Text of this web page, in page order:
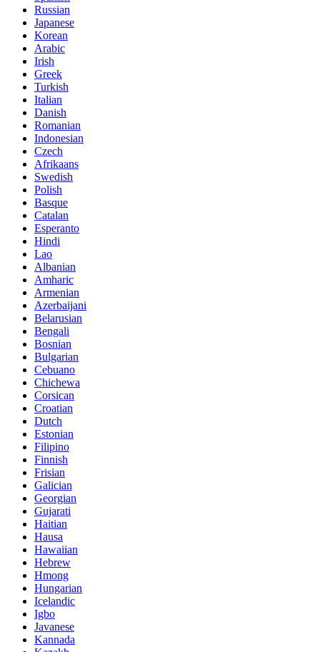
Russian
Japanese
Korean
Arabic
Irish
Greek
Turkish
Italian
Danish
Romanian
Indonesian
Czech
Afrikaans
Swedish
Polish
Basque
Catalan
Esperanto
Hindi
Lao
Albanian
Amharic
Armenian
Azerbaijani
Belarusian
Bengali
Bosnian
Bulgarian
Cebuano
Chichewa
Corsican
Croatian
Dutch
Estonian
Filipino
Finnish
Frisian
Galician
Georgian
Gujarati
Haitian
Hausa
Hawaiian
Hebrew
Hmong
Hungarian
Icelandic
Igbo
Javanese
Kannada